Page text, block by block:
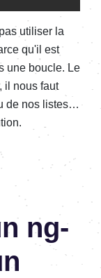
utiliser la
qu'il est
une boucle. Le
il nous faut
de nos listes…
ng-